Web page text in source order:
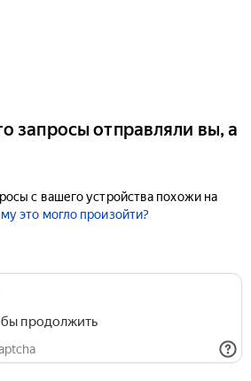
запросы отправляли вы, а
с вашего устройства похожи на
это могло произойти?
продолжить